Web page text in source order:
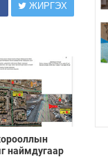
ЖИРГЭХ
наймдугаар